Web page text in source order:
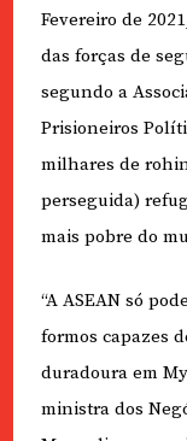
Fevereiro de
das forças de
segundo a
Prisioneiros
milhares de
perseguida)
mais pobre do
“A ASEAN só
formos capazes
duradoura em
ministra dos